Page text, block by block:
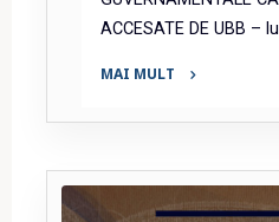
ACCESATE DE UBB –
MAI MULT
8/2021"